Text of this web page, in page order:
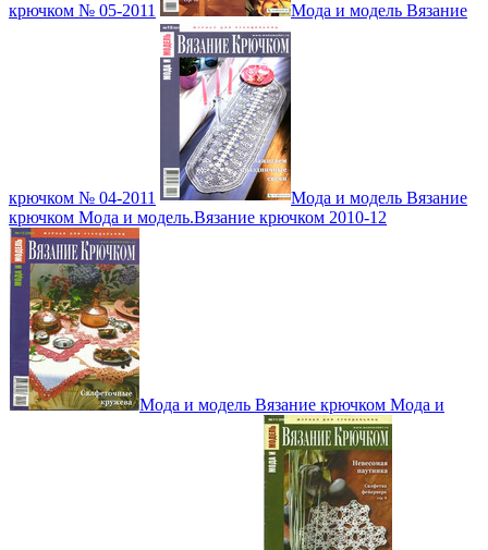
крючком № 05-2011 Мода и модель Вязание
крючком № 04-2011
Мода и модель Вязание
крючком Мода и модель.Вязание крючком 2010-12
Мода и модель Вязание крючком Мода и